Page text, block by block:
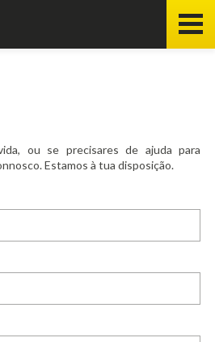
ou se precisares de ajuda para
Estamos à tua disposição.